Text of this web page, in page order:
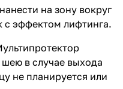
на зону вокруг
с эффектом лифтинга.
в случае выхода
не планируется или